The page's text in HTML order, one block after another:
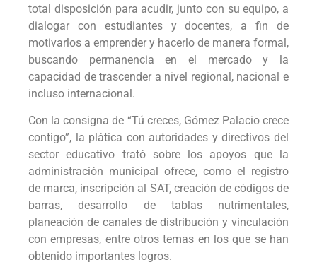
total disposición para acudir, junto con su equipo, a
dialogar con estudiantes y docentes, a fin de
motivarlos a emprender y hacerlo de manera formal,
buscando permanencia en el mercado y la
capacidad de trascender a nivel regional, nacional e
incluso internacional.
Con la consigna de “Tú creces, Gómez Palacio crece
contigo”, la plática con autoridades y directivos del
sector educativo trató sobre los apoyos que la
administración municipal ofrece, como el registro
de marca, inscripción al SAT, creación de códigos de
barras, desarrollo de tablas nutrimentales,
planeación de canales de distribución y vinculación
con empresas, entre otros temas en los que se han
obtenido importantes logros.